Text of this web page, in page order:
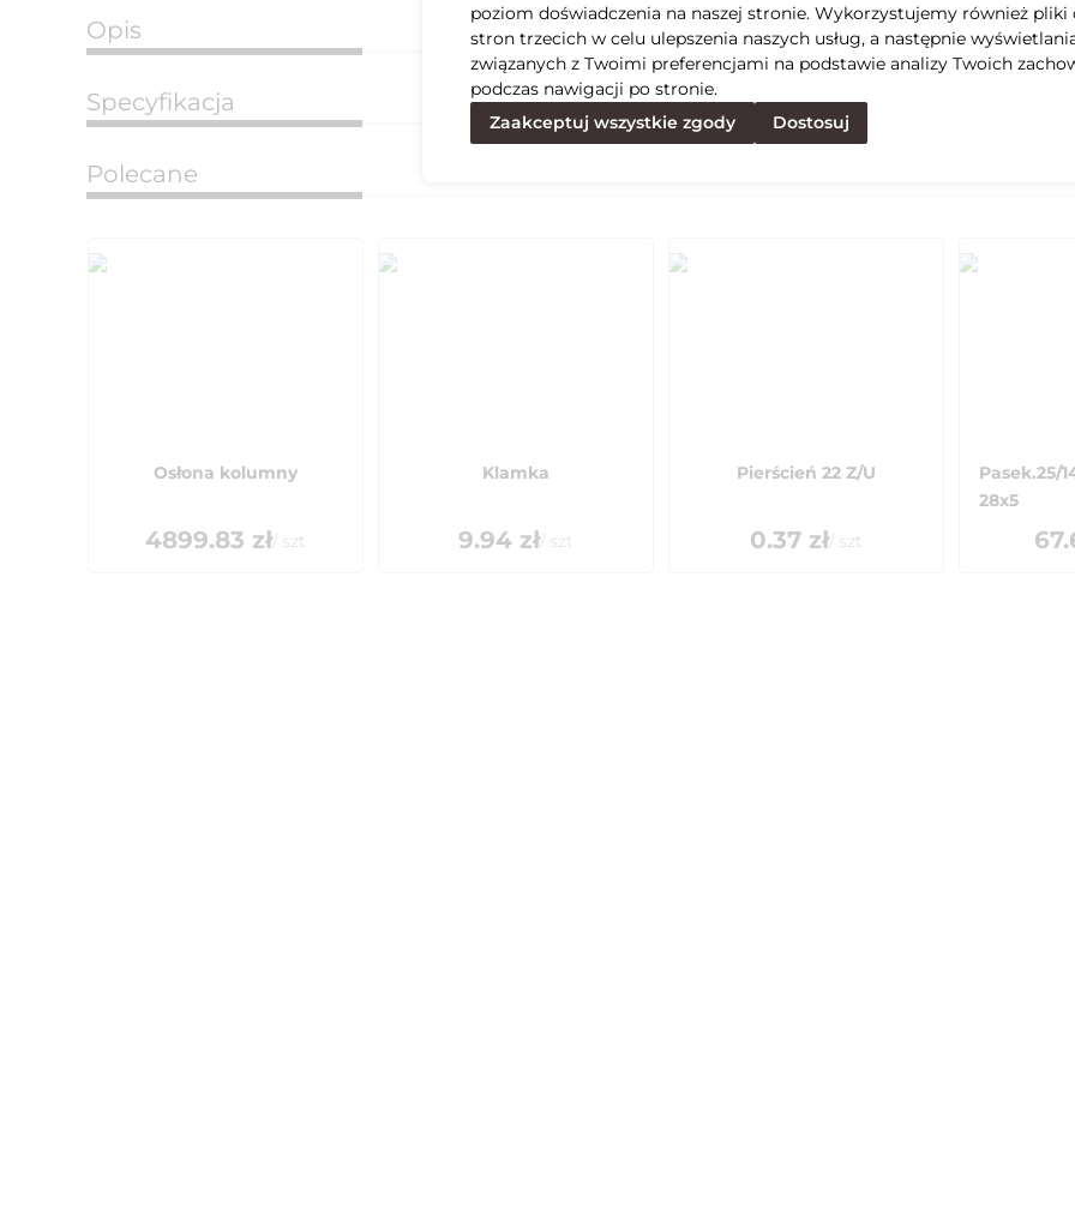
Opis
Specyfikacja
Polecane
Osłona kolumny
4899.83 zł/ szt
Klamka
9.94 zł/ szt
Pierścień 22 Z/U
0.37 zł/ szt
Pasek.25/
28x5
poziom doświadczenia na naszej stronie. Wykorzystujemy również pliki
stron trzecich w celu ulepszenia naszych usług, a następnie
związanych z Twoimi preferencjami na podstawie analizy Twoich
podczas nawigacji po stronie.
Zaakceptuj wszystkie zgody
Dostosuj